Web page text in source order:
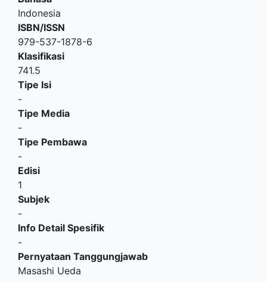
Indonesia
ISBN/ISSN
979-537-1878-6
Klasifikasi
741.5
Tipe Isi
-
Tipe Media
-
Tipe Pembawa
-
Edisi
1
Subjek
-
Info Detail Spesifik
-
Pernyataan Tanggungjawab
Masashi Ueda